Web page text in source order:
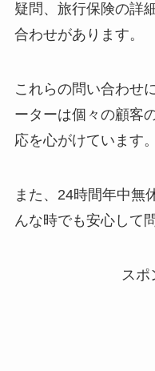
疑問、旅行保険の詳
合わせがあります。
これらの問い合わせ
ーターは個々の顧客
応を心がけています。
また、24時間年中無
んな時でも安心して
スポ